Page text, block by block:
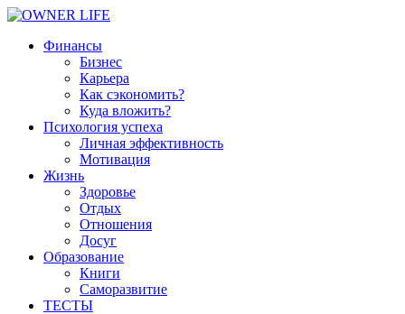
Финансы
Бизнес
Карьера
Как сэкономить?
Куда вложить?
Психология успеха
Личная эффективность
Мотивация
Жизнь
Здоровье
Отдых
Отношения
Досуг
Образование
Книги
Саморазвитие
ТЕСТЫ